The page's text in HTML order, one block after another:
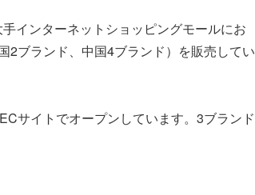
インターネットショッピングモールにお
2ブランド、中国4ブランド）を販売してい
サイトでオープンしています。3ブランド